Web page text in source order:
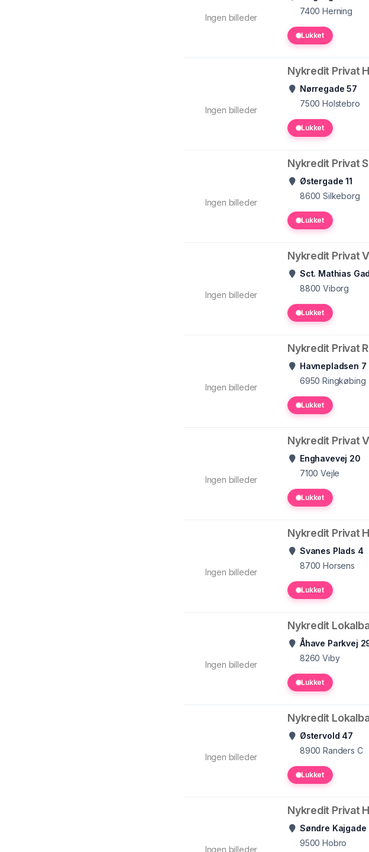
Ingen billeder
7400 Herning
Lukket
Ingen billeder
Nykredit Privat
Nørregade 57
7500 Holstebro
Lukket
Ingen billeder
Nykredit Privat
Østergade 11
8600 Silkeborg
Lukket
Ingen billeder
Nykredit Privat
Sct. Mathias
8800 Viborg
Lukket
Ingen billeder
Nykredit Privat
Havnepladsen 7
6950 Ringkøbing
Lukket
Ingen billeder
Nykredit Privat
Enghavevej 20
7100 Vejle
Lukket
Ingen billeder
Nykredit Privat
Svanes Plads 4
8700 Horsens
Lukket
Ingen billeder
Nykredit
Åhave Parkvej
8260 Viby
Lukket
Ingen billeder
Nykredit
Østervold 47
8900 Randers C
Lukket
Ingen billeder
Nykredit Privat
Søndre Kajgade
9500 Hobro